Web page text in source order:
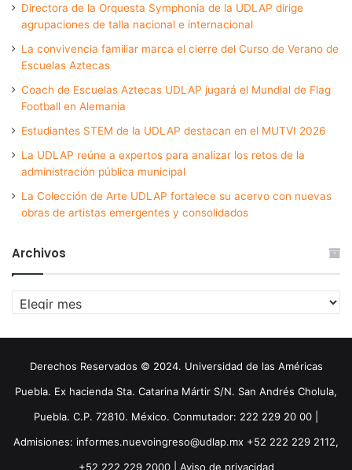
Directora de la Orquesta Symphonia de la UDLAP dirige
agrupaciones de talla nacional e internacional
La convivencia familiar marca el cierre del Curso de Verano de
Escuelas Aztecas
Coach de Escuelas Aztecas UDLAP jugará el Mundial de Flag
Football en Alemania
Estudiantes STEM de la UDLAP destacan en el MUTVI 2026
La UDLAP reúne a expertos para analizar los retos de la
administración pública municipal
La Colección de Arte UDLAP fortalece su acervo con nuevas
obras de artistas emergentes y consolidados
Archivos
Archivos
Derechos Reservados © 2024. Universidad de las Américas
Puebla. Ex hacienda Sta. Catarina Mártir S/N. San Andrés Cholula,
Puebla. C.P. 72810. México. Conmutador: 222 229 20 00 |
Admisiones: informes.nuevoingreso@udlap.mx +52 222 229 2112,
+52 222 229 2000 | Aviso de privacidad